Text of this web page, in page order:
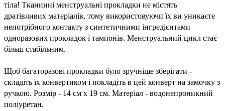
тіла! Тканинні менструальні прокладки не містять
дратівливих матеріалів, тому використовуючи їх ви уникаєте
непотрібного контакту з синтетичними інгредієнтами
одноразових прокладок і тампонів. Менструальний цикл стає
більш стабільним.
Щоб багаторазові прокладки було зручніше зберігати -
складіть їх конвертиком і покладіть в цей конверт на замочку з
ручкою. Розмір - 14 см х 19 см. Матеріал - водонепроникний
поліуретан.